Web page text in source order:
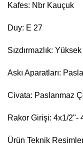
Kafes: Nbr Kauçuk
Duy: E 27
Sızdırmazlık:
Askı Aparatları:
Civata: Paslanmaz
Rakor Girişi: 4x1/2"-
Ürün Teknik